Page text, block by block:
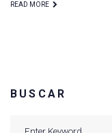
READ MORE
BUSCAR